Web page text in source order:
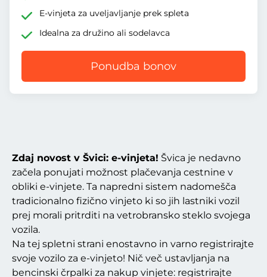
E-vinjeta za uveljavljanje prek spleta
Idealna za družino ali sodelavca
Ponudba bonov
Zdaj novost v Švici: e-vinjeta! Švica je nedavno
začela ponujati možnost plačevanja cestnine v
obliki e-vinjete. Ta napredni sistem nadomešča
tradicionalno fizično vinjeto ki so jih lastniki vozil
prej morali pritrditi na vetrobransko steklo svojega
vozila.
Na tej spletni strani enostavno in varno registrirajte
svoje vozilo za e-vinjeto! Nič več ustavljanja na
bencinski črpalki za nakup vinjete: registrirajte